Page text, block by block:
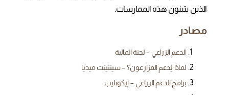
الذين يتبنون هذه الممارسات.
مصادر
الدعم الزراعي – لجنة المالية
لماذا يُدعم المزارعون؟ – سينتينت ميديا
برامج الدعم الزراعي – إيكونليب